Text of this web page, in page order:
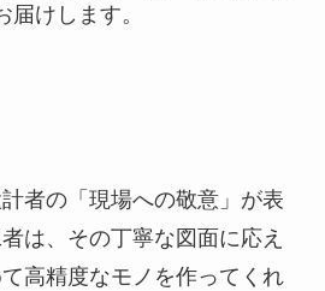
けします。
者の「現場への敬意」が表
は、その丁寧な図面に応え
高精度なモノを作ってくれ